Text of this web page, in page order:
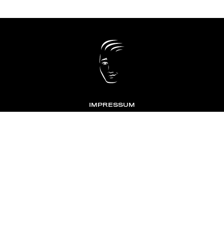
IMPRESSUM